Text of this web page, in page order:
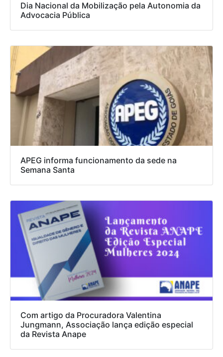
Dia Nacional da Mobilização pela Autonomia da
Advocacia Pública
APEG informa funcionamento da sede na
Semana Santa
Com artigo da Procuradora Valentina
Jungmann, Associação lança edição especial
da Revista Anape